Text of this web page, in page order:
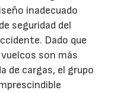
inadecuado
seguridad del
Dado que
son más
de cargas, el grupo